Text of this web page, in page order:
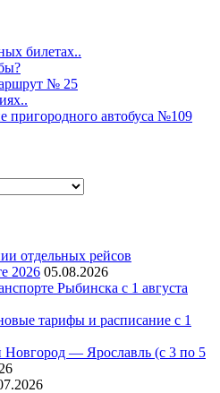
билетах..
№ 25
пригородного автобуса №109
отдельных рейсов
2026 05.08.2026
Рыбинска с 1 августа
тарифы и расписание с 1
— Ярославль (с 3 по 5